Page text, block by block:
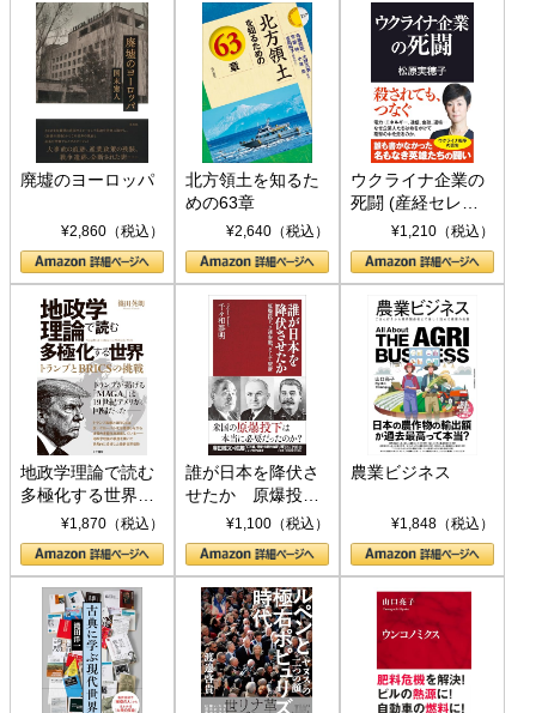
廃墟のヨーロッパ
¥2,860（税込）
北方領土を知るた
めの63章
¥2,640（税込）
ウクライナ企業の
死闘 (産経セレク
ト S 039)¥1,210（税込）
地政学理論で読む
多極化する世界：
トランプとBRICS
の挑戦
¥1,870（税込）
誰が日本を降伏さ
せたか 原爆投
下、ソ連参戦、そ
して聖断 (PHP新
書)
¥1,100（税込）
農業ビジネス
¥1,848（税込）